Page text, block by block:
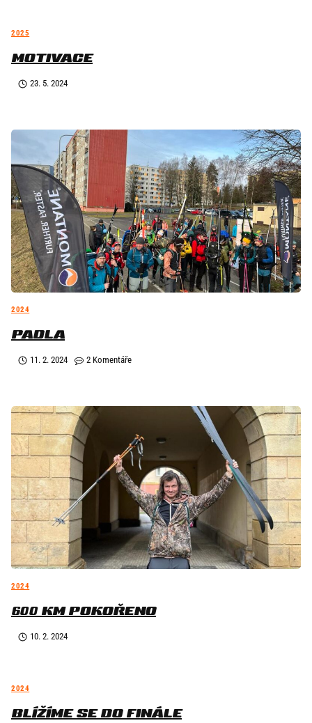
2025
MOTIVACE
23. 5. 2024
2024
PADLA
11. 2. 2024 2 Komentáře
2024
600 KM POKOŘENO
10. 2. 2024
2024
BLÍŽÍME SE DO FINÁLE